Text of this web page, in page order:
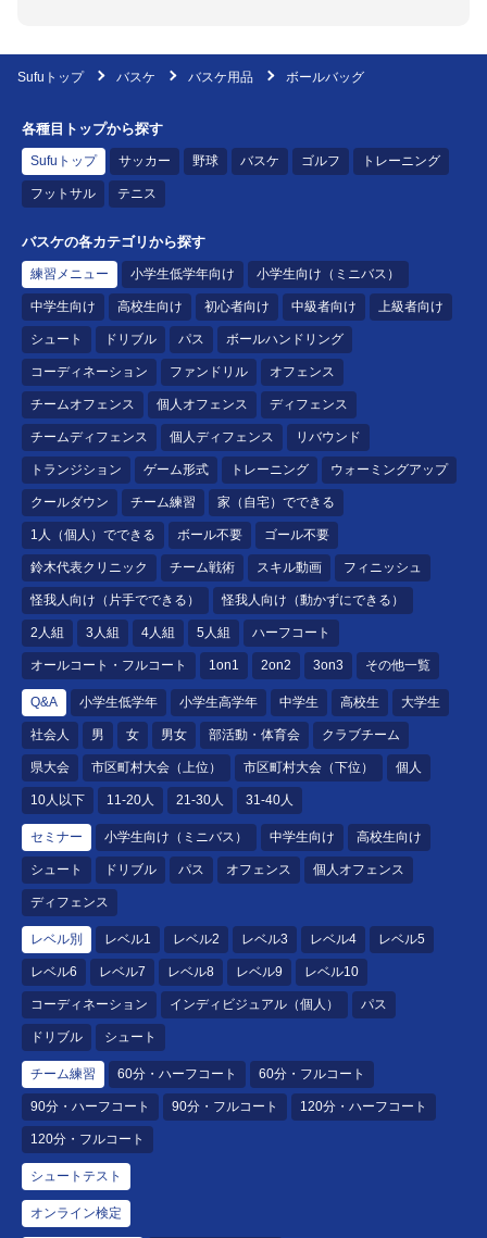
Sufuトップ バスケ バスケ用品 ボールバッグ
各種目トップから探す
Sufuトップ サッカー 野球 バスケ ゴルフ トレーニング
フットサル テニス
バスケの各カテゴリから探す
練習メニュー 小学生低学年向け 小学生向け（ミニバス）
中学生向け 高校生向け 初心者向け 中級者向け 上級者向け
シュート ドリブル パス ボールハンドリング
コーディネーション ファンドリル オフェンス
チームオフェンス 個人オフェンス ディフェンス
チームディフェンス 個人ディフェンス リバウンド
トランジション ゲーム形式 トレーニング ウォーミングアップ
クールダウン チーム練習 家（自宅）でできる
1人（個人）でできる ボール不要 ゴール不要
鈴木代表クリニック チーム戦術 スキル動画 フィニッシュ
怪我人向け（片手でできる） 怪我人向け（動かずにできる）
2人組 3人組 4人組 5人組 ハーフコート
オールコート・フルコート 1on1 2on2 3on3 その他一覧
Q&A 小学生低学年 小学生高学年 中学生 高校生 大学生
社会人 男 女 男女 部活動・体育会 クラブチーム
県大会 市区町村大会（上位） 市区町村大会（下位） 個人
10人以下 11-20人 21-30人 31-40人
セミナー 小学生向け（ミニバス） 中学生向け 高校生向け
シュート ドリブル パス オフェンス 個人オフェンス
ディフェンス
レベル別 レベル1 レベル2 レベル3 レベル4 レベル5
レベル6 レベル7 レベル8 レベル9 レベル10
コーディネーション インディビジュアル（個人） パス
ドリブル シュート
チーム練習 60分・ハーフコート 60分・フルコート
90分・ハーフコート 90分・フルコート 120分・ハーフコート
120分・フルコート
シュートテスト
オンライン検定